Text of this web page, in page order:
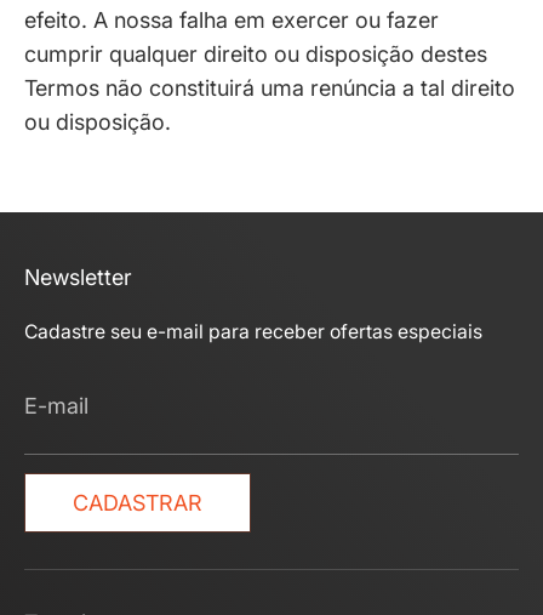
efeito. A nossa falha em exercer ou fazer
cumprir qualquer direito ou disposição destes
Termos não constituirá uma renúncia a tal direito
ou disposição.
Newsletter
Cadastre seu e-mail para receber ofertas especiais
E-mail
CADASTRAR